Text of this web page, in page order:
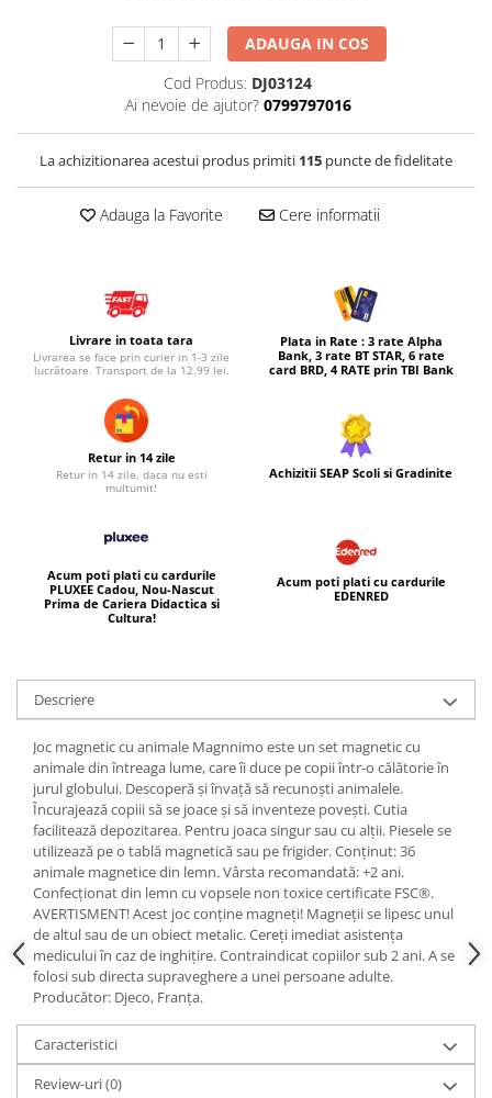
Micul explorator
Pictura, modelaj si accesorii
Tarcuri si corturi
Tarc joaca copii
Tarc joaca bebe
Tarc joaca cu bile
ADAUGA IN COS
Cod Produs: DJ03124
Ai nevoie de ajutor? 0799797016
La achizitionarea acestui produs primiti 115 puncte de fidelitate
Adauga la Favorite Cere informatii
Livrare in toata tara
Livrarea se face prin curier in 1-3 zile
lucrătoare. Transport de la 12.99 lei.
Plata in Rate : 3 rate Alpha
Bank, 3 rate BT STAR, 6 rate
card BRD, 4 RATE prin TBI Bank
Retur in 14 zile
Retur in 14 zile, daca nu esti
multumit!
Achizitii SEAP Scoli si Gradinite
Acum poti plati cu cardurile
PLUXEE Cadou, Nou-Nascut
Prima de Cariera Didactica si
Cultura!
Acum poti plati cu cardurile
EDENRED
Descriere
Joc magnetic cu animale Magnnimo este un set magnetic cu
animale din întreaga lume, care îi duce pe copii într-o călătorie în
jurul globului. Descoperă și învață să recunoști animalele.
Încurajează copiii să se joace și să inventeze povești. Cutia
facilitează depozitarea. Pentru joaca singur sau cu alții. Piesele se
utilizează pe o tablă magnetică sau pe frigider. Conținut: 36
animale magnetice din lemn. Vârsta recomandată: +2 ani.
Confecționat din lemn cu vopsele non toxice certificate FSC®.
AVERTISMENT! Acest joc conține magneți! Magneții se lipesc unul
de altul sau de un obiect metalic. Cereți imediat asistența
medicului în caz de inghițire. Contraindicat copiilor sub 2 ani. A se
folosi sub directa supraveghere a unei persoane adulte.
Producător: Djeco, Franţa.
Caracteristici
Review-uri(0)